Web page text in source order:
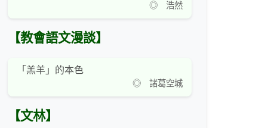
◎ 浩然
【教會語文漫談】
「羔羊」的本色
◎ 諸葛空城
【文林】